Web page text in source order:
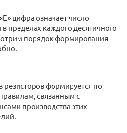
цифра означает число
пределах каждого десятичного
порядок формирования
формируется по
связанным с
производства этих